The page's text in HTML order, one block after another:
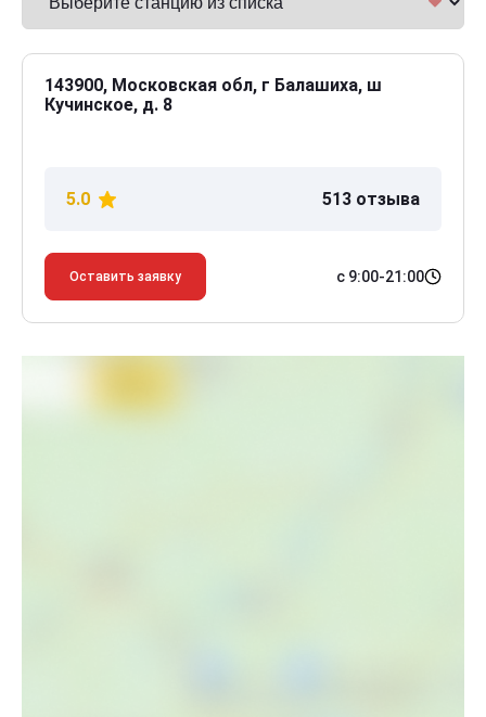
143900, Московская обл, г Балашиха, ш
Кучинское, д. 8
5.0 513 отзыва
Оставить заявку с 9:00-21:00